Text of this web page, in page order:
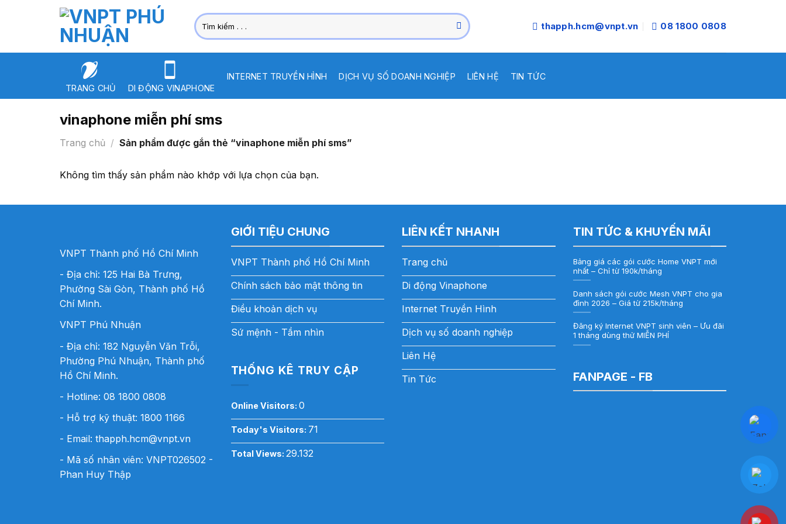
Tìm
kiếm:
thapph.hcm@vnpt.vn 08 1800 0808
TRANG CHỦ DI ĐỘNG VINAPHONE
INTERNET TRUYỀN HÌNH DỊCH VỤ SỐ DOANH NGHIỆP LIÊN HỆ TIN TỨC
vinaphone miễn phí sms
Trang chủ / Sản phẩm được gắn thẻ “vinaphone miễn phí sms”
Không tìm thấy sản phẩm nào khớp với lựa chọn của bạn.
VNPT Thành phố Hồ Chí Minh
- Địa chỉ: 125 Hai Bà Trưng,
Phường Sài Gòn, Thành phố Hồ
Chí Minh.
VNPT Phú Nhuận
- Địa chỉ: 182 Nguyễn Văn Trỗi,
Phường Phú Nhuận, Thành phố
Hồ Chí Minh.
- Hotline: 08 1800 0808
- Hỗ trợ kỹ thuật: 1800 1166
- Email: thapph.hcm@vnpt.vn
- Mã số nhân viên: VNPT026502 -
Phan Huy Thập
GIỚI TIỆU CHUNG
VNPT Thành phố Hồ Chí Minh
Chính sách bảo mật thông tin
Điều khoản dịch vụ
Sứ mệnh - Tầm nhìn
THỐNG KÊ TRUY CẬP
Online Visitors: 0
Today's Visitors: 71
Total Views: 29.132
LIÊN KẾT NHANH
Trang chủ
Di động Vinaphone
Internet Truyền Hình
Dịch vụ số doanh nghiệp
Liên Hệ
Tin Tức
TIN TỨC & KHUYẾN MÃI
Bảng giá các gói cước Home VNPT mới
nhất – Chỉ từ 190k/tháng
Danh sách gói cước Mesh VNPT cho gia
đình 2026 – Giá từ 215k/tháng
Đăng ký Internet VNPT sinh viên – Ưu đãi
1 tháng dùng thử MIỄN PHÍ
FANPAGE - FB